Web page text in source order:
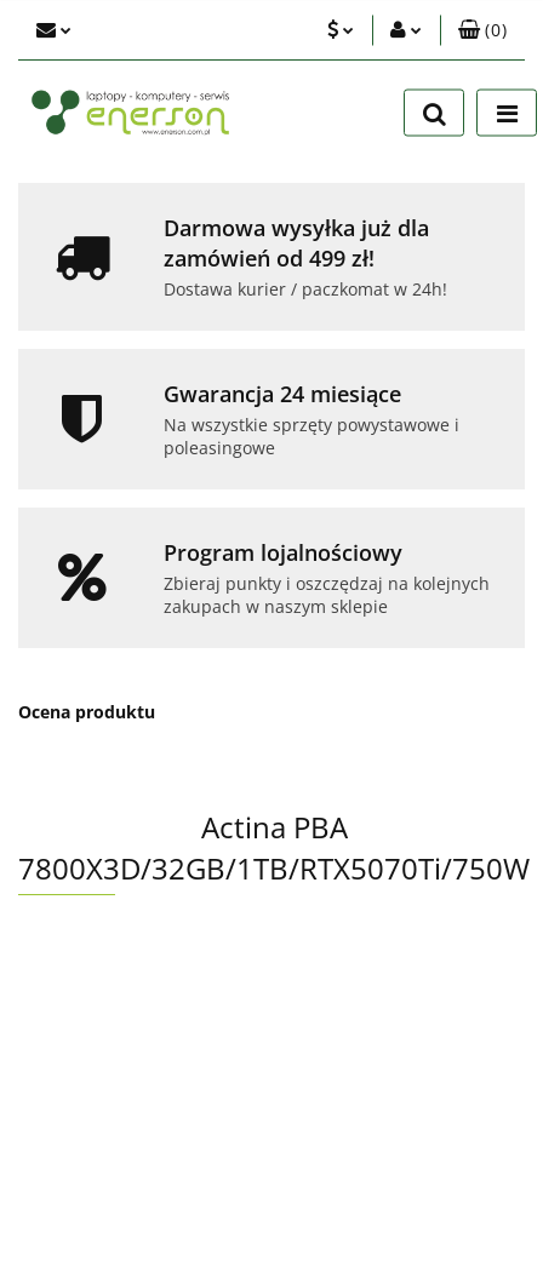
Zaloguj się
Zarejestruj się
(0)
Darmowa wysyłka już dla
zamówień od 499 zł!
Dostawa kurier / paczkomat w 24h!
Gwarancja 24 miesiące
Na wszystkie sprzęty powystawowe i
poleasingowe
Program lojalnościowy
Zbieraj punkty i oszczędzaj na kolejnych
zakupach w naszym sklepie
Ocena produktu
Actina PBA
7800X3D/32GB/1TB/RTX5070Ti/750W